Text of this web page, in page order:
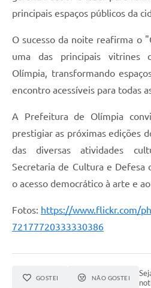
principais espaços públicos da
O sucesso da noite reafirma o
uma das principais vitrines
Olímpia, transformando
encontro acessíveis para todas
A Prefeitura de Olímpia
prestigiar as próximas edições
das diversas atividades
Secretaria de Cultura e Defesa
o acesso democrático à arte e
Fotos: https://www.flickr.com/
72177720333330386
GOSTEI NÃO GOSTEI